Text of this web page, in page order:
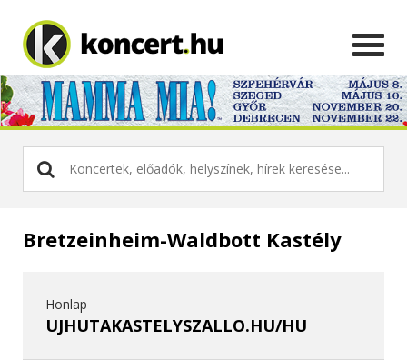
Bretzeinheim-Waldbott Kastély
Honlap
UJHUTAKASTELYSZALLO.HU/HU